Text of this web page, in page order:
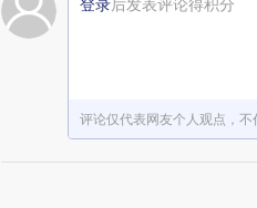
登录后发表评论得积分
评论仅代表网友个人观点，不